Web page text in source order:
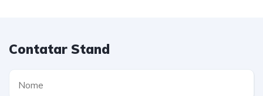
Contatar Stand